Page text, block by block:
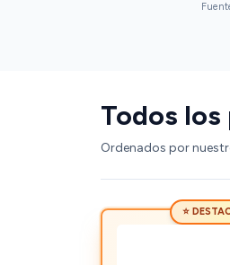
Todos
Ordenados por
⭐